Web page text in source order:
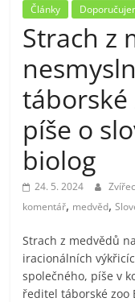
Články
Strach z
táborské
píše o
biolog
24. 5. 2024
komentář, medvěd,
Strach z medvědů
iracionálních
společného, píše v
ředitel táborské zoo